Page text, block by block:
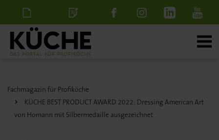
NewsletterStellenanzeige
Fachmagazin für Profiköche
KÜCHE BEST PRODUCT AWARD 2022: Dressing American Art
von Homann mit Silbermedaille ausgezeichnet